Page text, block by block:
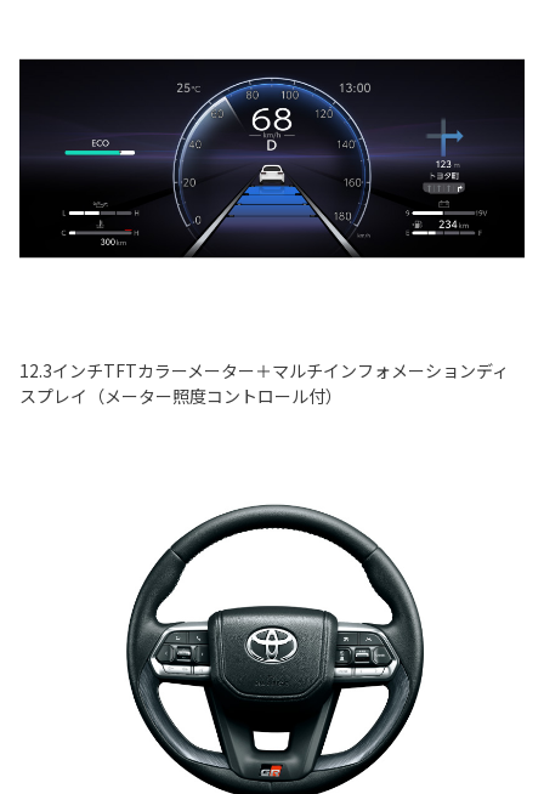
12.3インチTFTカラーメーター＋マルチインフォメーションディ
スプレイ（メーター照度コントロール付）